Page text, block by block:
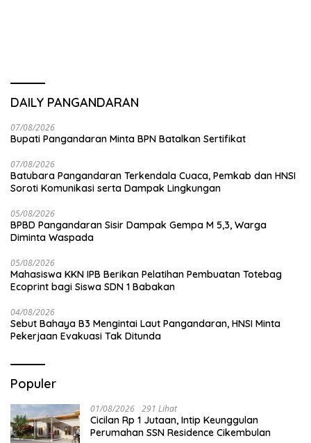
DAILY PANGANDARAN
07/08/2026
Bupati Pangandaran Minta BPN Batalkan Sertifikat
07/08/2026
Batubara Pangandaran Terkendala Cuaca, Pemkab dan HNSI
Soroti Komunikasi serta Dampak Lingkungan
05/08/2026
BPBD Pangandaran Sisir Dampak Gempa M 5,3, Warga
Diminta Waspada
05/08/2026
Mahasiswa KKN IPB Berikan Pelatihan Pembuatan Totebag
Ecoprint bagi Siswa SDN 1 Babakan
04/08/2026
Sebut Bahaya B3 Mengintai Laut Pangandaran, HNSI Minta
Pekerjaan Evakuasi Tak Ditunda
Populer
01/08/2026 291 Lihat
Cicilan Rp 1 Jutaan, Intip Keunggulan
Perumahan SSN Residence Cikembulan